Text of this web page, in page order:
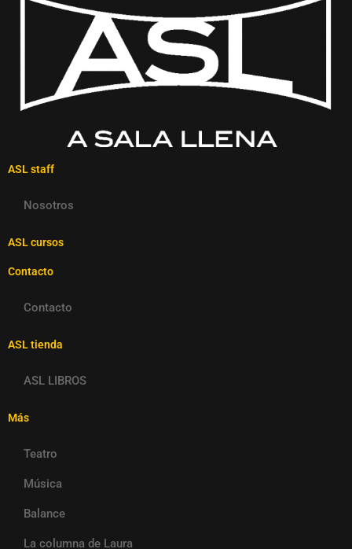
ASL staff
Nosotros
ASL cursos
Contacto
Contacto
ASL tienda
ASL LIBROS
Más
Teatro
Música
Balance
La columna de Laura